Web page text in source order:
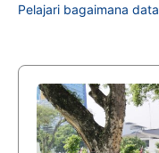
Pelajari bagaimana